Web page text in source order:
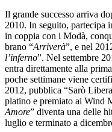
Il grande successo arriva
2010. In seguito, partecipa
in coppia con i Modà,
brano “Arriverà”, e nel
l’inferno”. Nel settembre
entra direttamente alla
poche settimane viene
2012, pubblica “Sarò
platino e premiato ai Wind
Amore” diventa una delle
luglio e terminato a